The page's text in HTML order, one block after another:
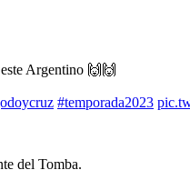
Argentino 🙌🙌
#temporada2023
del Tomba.